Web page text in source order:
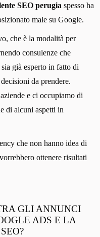
SEO perugia spesso ha
male su Google.
che è la modalità per
consulenze che
già esperto in fatto di
da prendere.
e ci occupiamo di
di alcuni aspetti in
che non hanno idea di
ottenere risultati
GLI ANNUNCI
ADS E LA